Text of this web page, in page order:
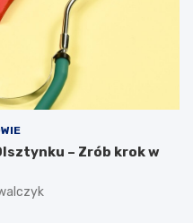
– Zrób krok w